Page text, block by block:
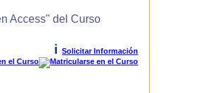
Access" del Curso
i
Solicitar Información